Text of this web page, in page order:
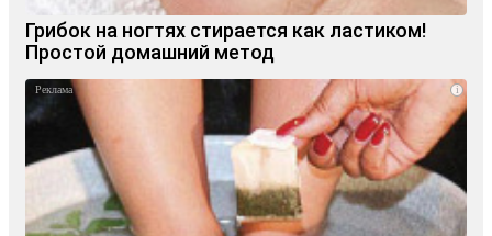
Грибок на ногтях стирается как ластиком!
Простой домашний метод
i